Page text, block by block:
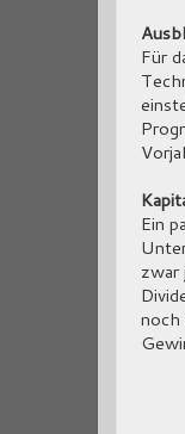
Für
Ein
zwar
noch